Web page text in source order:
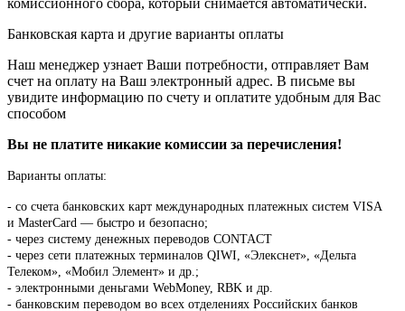
Банковская карта и другие варианты оплаты
Наш менеджер узнает Ваши потребности, отправляет Вам
счет на оплату на Ваш электронный адрес. В письме вы
увидите информацию по счету и оплатите удобным для Вас
способом
Вы не платите никакие комиссии за перечисления!
Варианты оплаты:
- со счета банковских карт международных платежных систем VISA
и MasterCard — быстро и безопасно;
- через систему денежных переводов CONTACT
- через сети платежных терминалов QIWI, «Элекснет», «Дельта
Телеком», «Мобил Элемент» и др.;
- электронными деньгами WebMoney, RBK и др.
- банковским переводом во всех отделениях Российских банков